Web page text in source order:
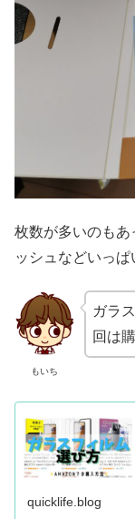
枚数が多いのもあ
ッシュなどいっぱ
もいち
ガラ
回は
quicklife.blog